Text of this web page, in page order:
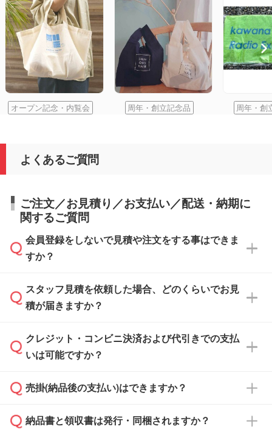
オープン記念・内覧会 周年・創立記念品 周年・創
よくあるご質問
ご注文／お見積り／お支払い／配送・納期に
関するご質問
会員登録をしないで見積や注文をする事はできま
すか？
可能です。見積・注文フォームにて『ゲストの
まま進む』ボタンからお進みのうえ、ご依頼く
スタッフ見積を依頼した場合、どのくらいでお見
積が届きますか？
通常、翌営業日までにお送りしております。混
雑状況によっては、お時間をいただくこともご
依頼いただいた場合は、翌営業日以降のご連絡
クレジット・コンビニ決済および代引きでの支払
いは可能ですか？
銀行振込のみのご対応となります。
売掛(納品後の支払い)はできますか？
基本的には先入金をお願いしておりますが、自
納品書と領収書は発行・同梱されますか？